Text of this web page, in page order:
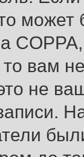
может
вам
не